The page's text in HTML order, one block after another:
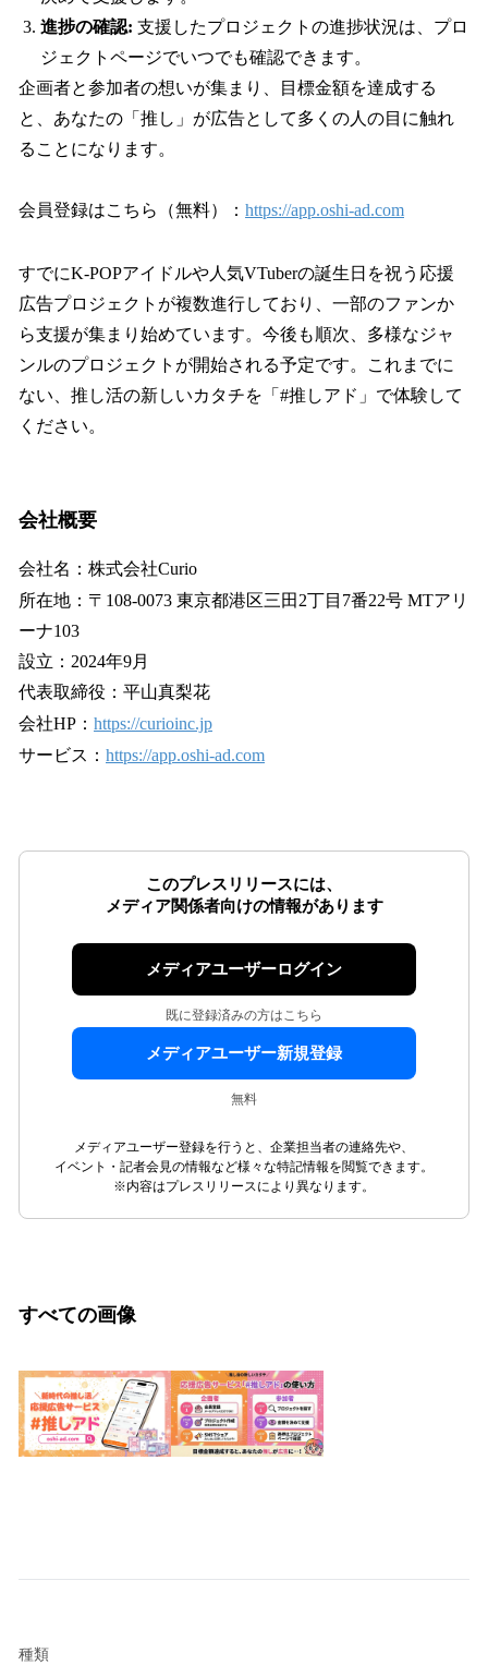
進捗の確認: 支援したプロジェクトの進捗状況は、プロ
ジェクトページでいつでも確認できます。
企画者と参加者の想いが集まり、目標金額を達成する
と、あなたの「推し」が広告として多くの人の目に触れ
ることになります。
会員登録はこちら（無料）： https://app.oshi-ad.com
すでにK-POPアイドルや人気VTuberの誕生日を祝う応援
広告プロジェクトが複数進行しており、一部のファンか
ら支援が集まり始めています。今後も順次、多様なジャ
ンルのプロジェクトが開始される予定です。これまでに
ない、推し活の新しいカタチを「#推しアド」で体験して
ください。
会社概要
会社名：株式会社Curio
所在地：〒108-0073 東京都港区三田2丁目7番22号 MTアリ
ーナ103
設立：2024年9月
代表取締役：平山真梨花
会社HP： https://curioinc.jp
サービス： https://app.oshi-ad.com
このプレスリリースには、
メディア関係者向けの情報があります
メディアユーザーログイン
既に登録済みの方はこちら
メディアユーザー新規登録
無料
メディアユーザー登録を行うと、企業担当者の連絡先や、
イベント・記者会見の情報など様々な特記情報を閲覧できます。
※内容はプレスリリースにより異なります。
すべての画像
種類